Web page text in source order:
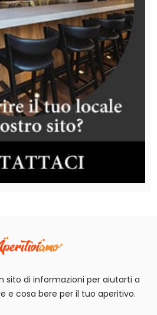
sito di informazioni per aiutarti a
e cosa bere per il tuo aperitivo.